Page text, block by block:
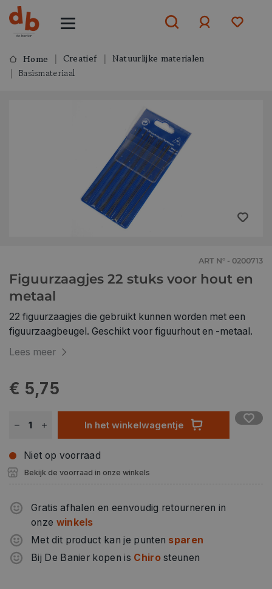
aanmelden
Home Creatief
Natuurlijke materialen
Basismateriaal
ART N° - 0200713
Figuurzaagjes 22 stuks voor hout en
metaal
22 figuurzaagjes die gebruikt kunnen worden met een
figuurzaagbeugel. Geschikt voor figuurhout en -metaal.
Lees meer
€ 5,75
In het winkelwagentje
Niet op voorraad
Bekijk de voorraad in onze winkels
Gratis afhalen en eenvoudig retourneren in
onze winkels
Met dit product kan je punten sparen
Bij De Banier kopen is Chirosteunen